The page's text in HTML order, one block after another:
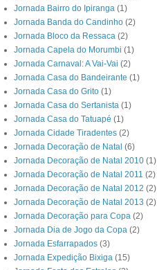
Jornada Bairro do Ipiranga (1)
Jornada Banda do Candinho (2)
Jornada Bloco da Ressaca (2)
Jornada Capela do Morumbi (1)
Jornada Carnaval: A Vai-Vai (2)
Jornada Casa do Bandeirante (1)
Jornada Casa do Grito (1)
Jornada Casa do Sertanista (1)
Jornada Casa do Tatuapé (1)
Jornada Cidade Tiradentes (2)
Jornada Decoração de Natal (6)
Jornada Decoração de Natal 2010 (1)
Jornada Decoração de Natal 2011 (2)
Jornada Decoração de Natal 2012 (2)
Jornada Decoração de Natal 2013 (2)
Jornada Decoração para Copa (2)
Jornada Dia de Jogo da Copa (2)
Jornada Esfarrapados (3)
Jornada Expedição Bixiga (15)